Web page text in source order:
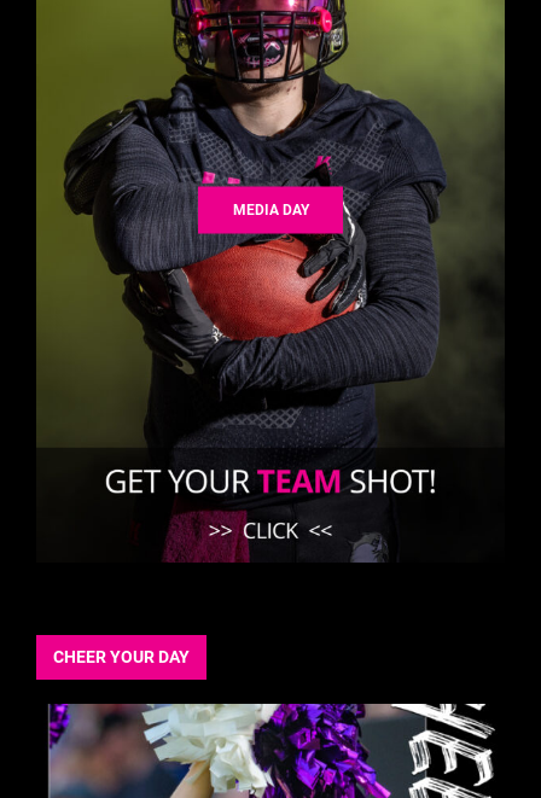
MEDIA DAY
CHEER YOUR DAY